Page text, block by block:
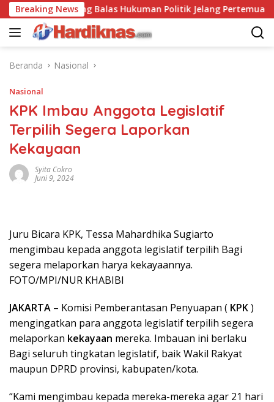
Langsung
ke
konten
Breaking News
China Saling Balas Hukuman Politik Jelang Pertemuan
Beranda Nasional
Nasional
KPK Imbau Anggota Legislatif
Terpilih Segera Laporkan
Kekayaan
Syita Cokro
Juni 9, 2024
Juru Bicara KPK, Tessa Mahardhika Sugiarto
mengimbau kepada anggota legislatif terpilih Bagi
segera melaporkan harya kekayaannya.
FOTO/MPI/NUR KHABIBI
JAKARTA – Komisi Pemberantasan Penyuapan ( KPK)
mengingatkan para anggota legislatif terpilih segera
melaporkan kekayaan mereka. Imbauan ini berlaku
Bagi seluruh tingkatan legislatif, baik Wakil Rakyat
maupun DPRD provinsi, kabupaten/kota.
“Kami mengimbau kepada mereka-mereka agar 21 hari